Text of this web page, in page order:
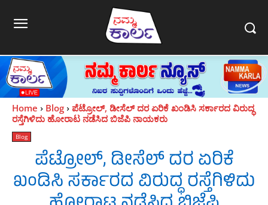
Home Blog
ಪೆಟ್ರೋಲ್, ಡೀಸೆಲ್ ದರ ಏರಿಕೆ ಖಂಡಿಸಿ ಸರ್ಕಾರದ ವಿರುದ್ಧ
ರಸ್ತೆಗಿಳಿದು ಹೋರಾಟ ನಡೆಸಿದ ಬಿಜೆಪಿ ನಾಯಕರು
Blog
ಪೆಟ್ರೋಲ್, ಡೀಸೆಲ್ ದರ ಏರಿಕೆ
ಖಂಡಿಸಿ ಸರ್ಕಾರದ ವಿರುದ್ಧ ರಸ್ತೆಗಿಳಿದು